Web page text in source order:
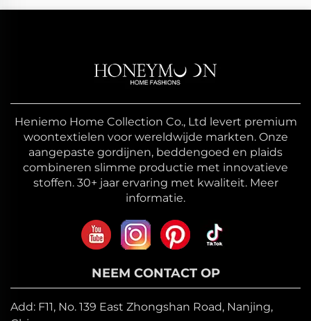
Heniemo Home Collection Co., Ltd levert premium
woontextielen voor wereldwijde markten. Onze
aangepaste gordijnen, beddengoed en plaids
combineren slimme productie met innovatieve
stoffen. 30+ jaar ervaring met kwaliteit. Meer
informatie.
NEEM CONTACT OP
Add: F11, No. 139 East Zhongshan Road, Nanjing,